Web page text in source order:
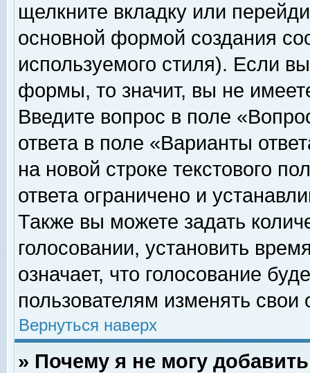
щелкните вкладку или
основной формой создания
используемого стиля). Если
формы, то значит, вы не
Введите вопрос в поле
ответа в поле «Варианты
на новой строке текстового
ответа ограничено и
Также вы можете задать
голосовании, установить
означает, что голосование
пользователям изменять свои
Вернуться наверх
» Почему я не могу